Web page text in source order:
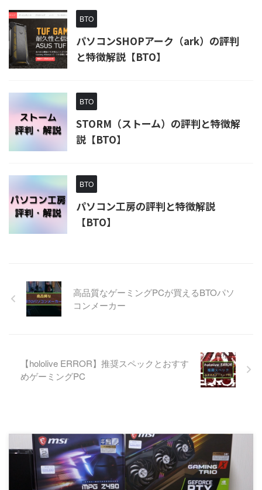
BTO
パソコンSHOPアーク（ark）の評判
と特徴解説【BTO】
BTO
STORM（ストーム）の評判と特徴解
説【BTO】
BTO
パソコン工房の評判と特徴解説
【BTO】
高品質なゲーミングPCが買えるBTOパソ
コンメーカー
【hololive ERROR】推奨スペックとおすす
めゲーミングPC